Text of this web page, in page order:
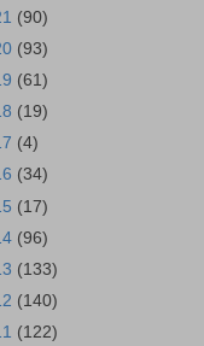
(90)
(93)
(61)
(19)
(4)
(34)
(17)
(96)
(133)
(140)
(122)